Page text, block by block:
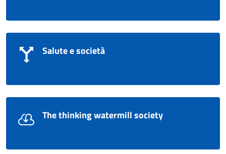
Salute e società
The thinking watermill society